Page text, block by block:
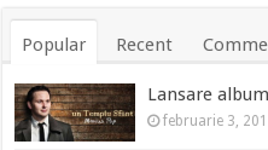
Popular Recent
Lansare
februarie 3,